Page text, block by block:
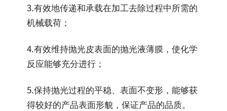
3.有效地传递和承载在加工去除过程中所需的
机械载荷；
4.有效维持抛光皮表面的抛光液薄膜，使化学
反应能够充分进行；
5.保持抛光过程的平稳、表面不变形，能够获
得较好的产品表面形貌，保证产品的品质。